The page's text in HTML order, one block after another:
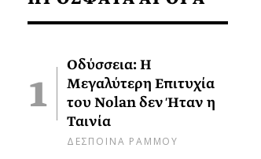
Οδύσσεια: Η
Μεγαλύτερη Επιτυχία
του Nolan δεν Ήταν η
Ταινία
ΔΕΣΠΟΙΝΑ ΡΑΜΜΟΥ